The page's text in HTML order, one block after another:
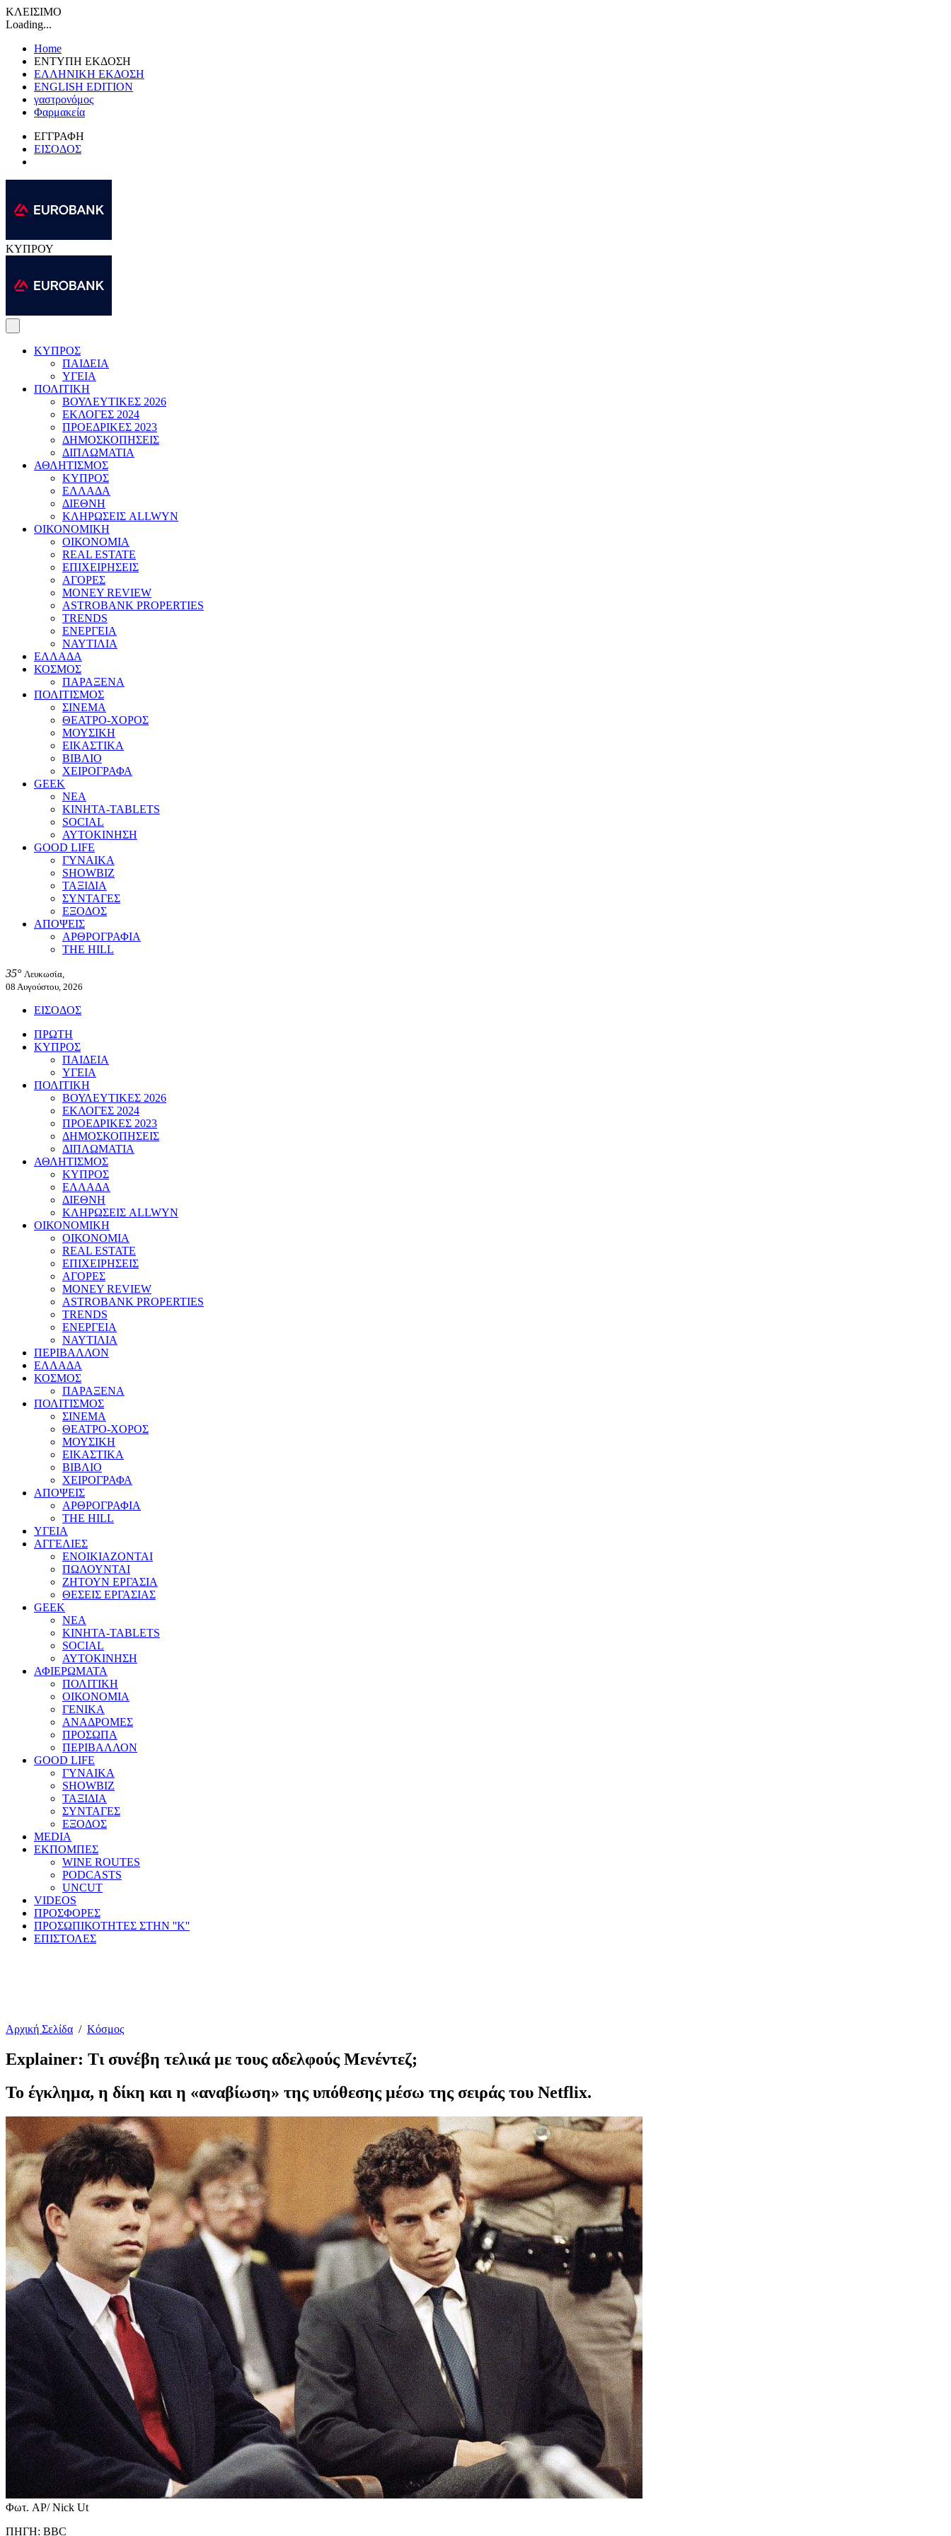
ΚΛΕΙΣΙΜΟ
Loading...
Home
ΕΝΤΥΠΗ ΕΚΔΟΣΗ
ΕΛΛΗΝΙΚΗ ΕΚΔΟΣΗ
ENGLISH EDITION
γαστρονόμος
Φαρμακεία
ΕΓΓΡΑΦΗ
ΕΙΣΟΔΟΣ
ΚΥΠΡΟΥ
ΚΥΠΡΟΣ
ΠΑΙΔΕΙΑ
ΥΓΕΙΑ
ΠΟΛΙΤΙΚΗ
ΒΟΥΛΕΥΤΙΚΕΣ 2026
ΕΚΛΟΓΕΣ 2024
ΠΡΟΕΔΡΙΚΕΣ 2023
ΔΗΜΟΣΚΟΠΗΣΕΙΣ
ΔΙΠΛΩΜΑΤΙΑ
ΑΘΛΗΤΙΣΜΟΣ
ΚΥΠΡΟΣ
ΕΛΛΑΔΑ
ΔΙΕΘΝΗ
ΚΛΗΡΩΣΕΙΣ ALLWYN
ΟΙΚΟΝΟΜΙΚΗ
ΟΙΚΟΝΟΜΙΑ
REAL ESTATE
ΕΠΙΧΕΙΡΗΣΕΙΣ
ΑΓΟΡΕΣ
MONEY REVIEW
ASTROBANK PROPERTIES
TRENDS
ΕΝΕΡΓΕΙΑ
ΝΑΥΤΙΛΙΑ
ΕΛΛΑΔΑ
ΚΟΣΜΟΣ
ΠΑΡΑΞΕΝΑ
ΠΟΛΙΤΙΣΜΟΣ
ΣΙΝΕΜΑ
ΘΕΑΤΡΟ-ΧΟΡΟΣ
ΜΟΥΣΙΚΗ
ΕΙΚΑΣΤΙΚΑ
ΒΙΒΛΙΟ
ΧΕΙΡΟΓΡΑΦΑ
GEEK
ΝΕΑ
ΚΙΝΗΤΑ-TABLETS
SOCIAL
ΑΥΤΟΚΙΝΗΣΗ
GOOD LIFE
ΓΥΝΑΙΚΑ
SHOWBIZ
ΤΑΞΙΔΙΑ
ΣΥΝΤΑΓΕΣ
ΕΞΟΔΟΣ
ΑΠΟΨΕΙΣ
ΑΡΘΡΟΓΡΑΦΙΑ
THE HILL
35° Λευκωσία,
08 Αυγούστου, 2026
ΕΙΣΟΔΟΣ
ΠΡΩΤΗ
ΚΥΠΡΟΣ
ΠΑΙΔΕΙΑ
ΥΓΕΙΑ
ΠΟΛΙΤΙΚΗ
ΒΟΥΛΕΥΤΙΚΕΣ 2026
ΕΚΛΟΓΕΣ 2024
ΠΡΟΕΔΡΙΚΕΣ 2023
ΔΗΜΟΣΚΟΠΗΣΕΙΣ
ΔΙΠΛΩΜΑΤΙΑ
ΑΘΛΗΤΙΣΜΟΣ
ΚΥΠΡΟΣ
ΕΛΛΑΔΑ
ΔΙΕΘΝΗ
ΚΛΗΡΩΣΕΙΣ ALLWYN
ΟΙΚΟΝΟΜΙΚΗ
ΟΙΚΟΝΟΜΙΑ
REAL ESTATE
ΕΠΙΧΕΙΡΗΣΕΙΣ
ΑΓΟΡΕΣ
MONEY REVIEW
ASTROBANK PROPERTIES
TRENDS
ΕΝΕΡΓΕΙΑ
ΝΑΥΤΙΛΙΑ
ΠΕΡΙΒΑΛΛΟΝ
ΕΛΛΑΔΑ
ΚΟΣΜΟΣ
ΠΑΡΑΞΕΝΑ
ΠΟΛΙΤΙΣΜΟΣ
ΣΙΝΕΜΑ
ΘΕΑΤΡΟ-ΧΟΡΟΣ
ΜΟΥΣΙΚΗ
ΕΙΚΑΣΤΙΚΑ
ΒΙΒΛΙΟ
ΧΕΙΡΟΓΡΑΦΑ
ΑΠΟΨΕΙΣ
ΑΡΘΡΟΓΡΑΦΙΑ
THE HILL
ΥΓΕΙΑ
ΑΓΓΕΛΙΕΣ
ΕΝΟΙΚΙΑΖΟΝΤΑΙ
ΠΩΛΟΥΝΤΑΙ
ΖΗΤΟΥΝ ΕΡΓΑΣΙΑ
ΘΕΣΕΙΣ ΕΡΓΑΣΙΑΣ
GEEK
ΝΕΑ
ΚΙΝΗΤΑ-TABLETS
SOCIAL
ΑΥΤΟΚΙΝΗΣΗ
ΑΦΙΕΡΩΜΑΤΑ
ΠΟΛΙΤΙΚΗ
ΟΙΚΟΝΟΜΙΑ
ΓΕΝΙΚΑ
ΑΝΑΔΡΟΜΕΣ
ΠΡΟΣΩΠΑ
ΠΕΡΙΒΑΛΛΟΝ
GOOD LIFE
ΓΥΝΑΙΚΑ
SHOWBIZ
ΤΑΞΙΔΙΑ
ΣΥΝΤΑΓΕΣ
ΕΞΟΔΟΣ
MEDIA
ΕΚΠΟΜΠΕΣ
WINE ROUTES
PODCASTS
UNCUT
VIDEOS
ΠΡΟΣΦΟΡΕΣ
ΠΡΟΣΩΠΙΚΟΤΗΤΕΣ ΣΤΗΝ ''Κ''
ΕΠΙΣΤΟΛΕΣ
Αρχική Σελίδα / Κόσμος
Explainer: Τι συνέβη τελικά με τους αδελφούς Μενέντεζ;
Το έγκλημα, η δίκη και η «αναβίωση» της υπόθεσης μέσω της σειράς του Netflix.
Φωτ. AP/ Nick Ut
ΠΗΓΗ: ΒΒC